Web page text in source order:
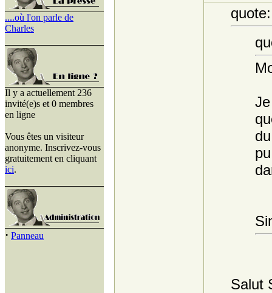
....où l'on parle de
Charles
Il y a actuellement 236
invité(e)s et 0 membres
en ligne
Vous êtes un visiteur
anonyme. Inscrivez-vous
gratuitement en cliquant
ici.
· Panneau
quote:
Salut